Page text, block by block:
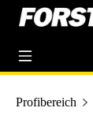
springen
Profibereich